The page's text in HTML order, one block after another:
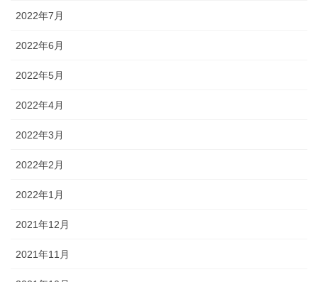
2022年7月
2022年6月
2022年5月
2022年4月
2022年3月
2022年2月
2022年1月
2021年12月
2021年11月